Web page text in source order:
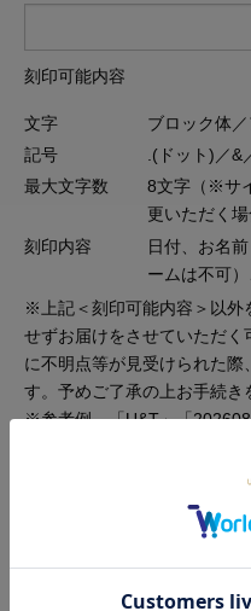
刻印可能内容
文字
ブロック体
記号
.(ドット)／&
最大文字数
8文字（※サ
更いただく場
刻印内容
日付、お名
ームは不可
※上記＜刻印可能内容＞以外
せずお届けをさせていただ
に不明点等が見受けられた際
す。予めご了承の上お手続き
※参考例…「U&T」「
カー